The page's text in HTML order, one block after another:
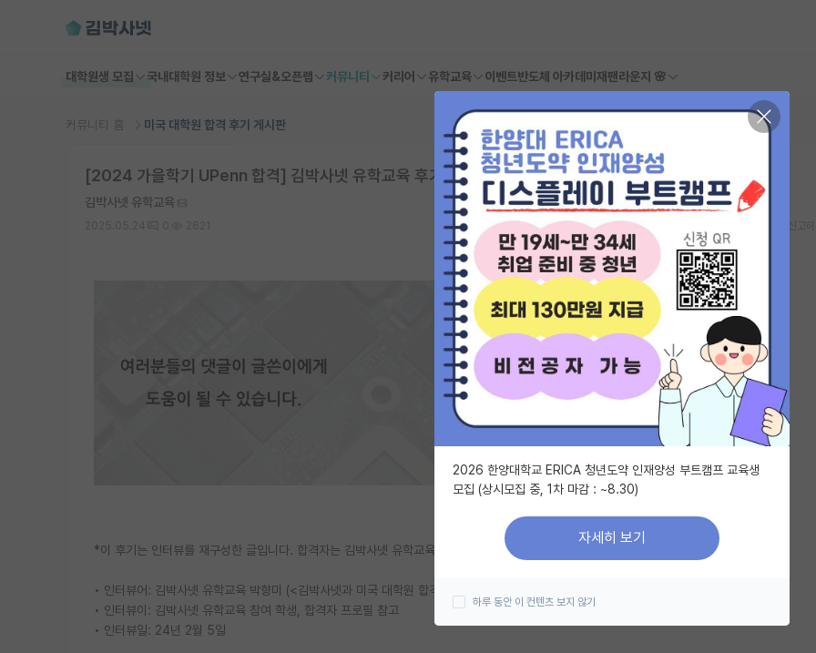
대학원생 모집 국내대학원 정보 연구실&오픈랩 커뮤니티 커리어 유학교육 이벤트반도체 아카데미 재팬라운지 🌸
커뮤니티 홈 미국 대학원 합격 후기 게시판
[2024 가을학기 UPenn 합격] 김박사넷 유학교육 후기 - 1편
김박사넷 유학교육
*이 후기는 인터뷰를 재구성한 글입니다. 합격자는 김박사넷 유학교육 밋업, 개념원리실전반과 레벨업유학준비반에 참여하였습니다.
• 인터뷰어: 김박사넷 유학교육 박향미 (<김박사넷과 미국 대학원 합격하기> 공동저자)
• 인터뷰이: 김박사넷 유학교육 참여 학생, 합격자 프로필 참고
• 인터뷰일: 24년 2월 5일
2026 한양대학교 ERICA 청년도약 인재양성 부트캠프 교육생
모집 (상시모집 중, 1차 마감 : ~8.30)
자세히 보기
하루 동안 이 컨텐츠 보지 않기